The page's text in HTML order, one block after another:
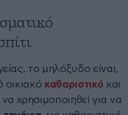
το μηλόξυδο είναι,
οικιακό καθαριστικό και
χρησιμοποιηθεί για να